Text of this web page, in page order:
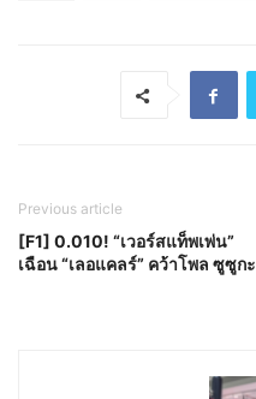
Previous article
[F1] 0.010! “เวอร์สแท็พเพ่น”
เฉือน “เลอแคลร์” คว้าโพล ซูซูกะ